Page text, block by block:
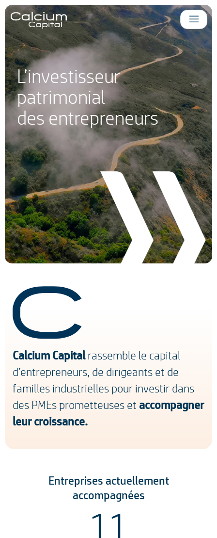
Panneau de gestion des cookies
L’investisseur
patrimonial
des entrepreneurs
Calcium Capitalrassemble le capital
d’entrepreneurs, de dirigeants et de
familles industrielles pour investir dans
des PMEs prometteuses et accompagner
leur croissance.
Entreprises actuellement
accompagnées
11